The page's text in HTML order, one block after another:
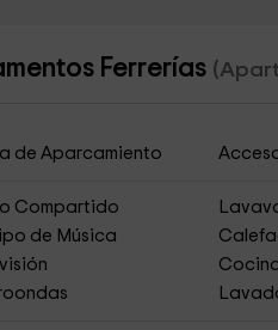
Ferrerías
de Aparcamiento
Compartido
de Música